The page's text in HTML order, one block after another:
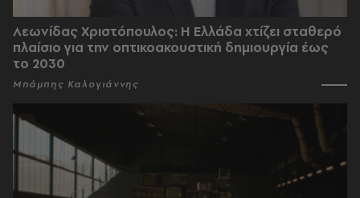
Λεωνίδας Χριστόπουλος: Η Ελλάδα χτίζει σταθερό
πλαίσιο για την οπτικοακουστική δημιουργία έως
το 2030
Μπάμπης Καλογιάννης